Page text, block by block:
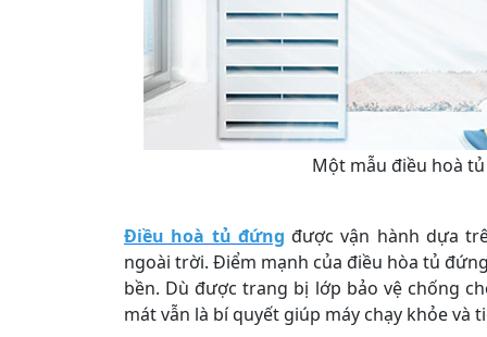
Một mẫu điều hoà
Điều hoà tủ đứng được vận hành dựa
ngoài trời. Điểm mạnh của điều hòa tủ
bền. Dù được trang bị lớp bảo vệ chống
mát vẫn là bí quyết giúp máy chạy khỏe và